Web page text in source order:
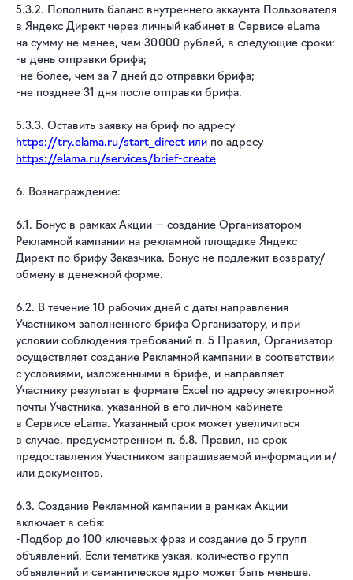
5.3.2. Пополнить баланс внутреннего аккаунта Пользователя
в Яндекс Директ через личный кабинет в Сервисе eLama
на сумму не менее, чем 30 000 рублей, в следующие сроки:
-в день отправки брифа;
-не более, чем за 7 дней до отправки брифа;
-не позднее 31 дня после отправки брифа.
5.3.3. Оставить заявку на бриф по адресу
https://try.elama.ru/start_direct или по адресу
https://elama.ru/services/brief-create
6. Вознаграждение:
6.1. Бонус в рамках Акции — создание Организатором
Рекламной кампании на рекламной площадке Яндекс
Директ по брифу Заказчика. Бонус не подлежит возврату/
обмену в денежной форме.
6.2. В течение 10 рабочих дней с даты направления
Участником заполненного брифа Организатору, и при
условии соблюдения требований п. 5 Правил, Организатор
осуществляет создание Рекламной кампании в соответствии
с условиями, изложенными в брифе, и направляет
Участнику результат в формате Excel по адресу электронной
почты Участника, указанной в его личном кабинете
в Сервисе eLama. Указанный срок может увеличиться
в случае, предусмотренном п. 6.8. Правил, на срок
предоставления Участником запрашиваемой информации и/
или документов.
6.3. Создание Рекламной кампании в рамках Акции
включает в себя:
-Подбор до 100 ключевых фраз и создание до 5 групп
объявлений. Если тематика узкая, количество групп
объявлений и семантическое ядро может быть меньше.